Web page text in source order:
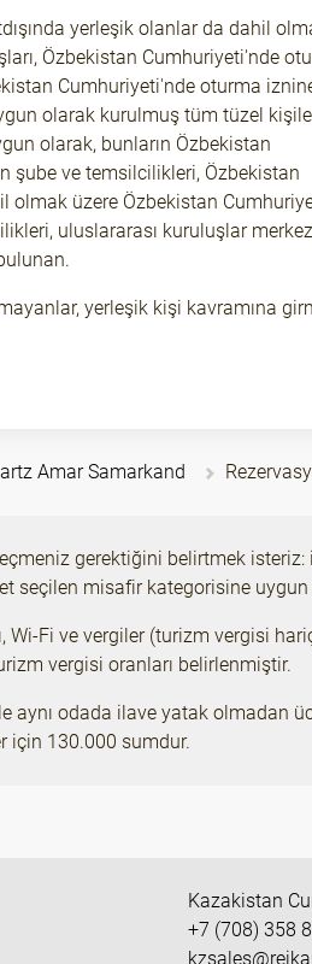
yerleşik olanlar da dahil
Özbekistan Cumhuriyeti'nde
Cumhuriyeti'nde oturma
olarak kurulmuş tüm tüzel
olarak, bunların Özbekistan
şube ve temsilcilikleri, Özbekistan
olmak üzere Özbekistan
uluslararası kuruluşlar
yerleşik kişi kavramına
Amar Samarkand
gerektiğini belirtmek
seçilen misafir kategorisine uygun
Wi-Fi ve vergiler (turizm vergisi
vergisi oranları belirlenmiştir.
aynı odada ilave yatak
için 130.000 sumdur.
Kazakistan
+7 (708) 358